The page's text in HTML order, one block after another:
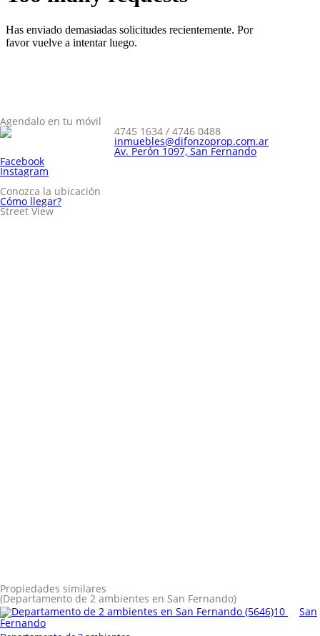
Agendalo en tu móvil
4745 1634 / 4746 0488
inmuebles@difonzoprop.com.ar
Av. Perón 1097, San Fernando
Facebook
Instagram
Conozca la ubicación
Cómo llegar?
Street View
Propiedades similares
(Departamento de 2 ambientes en San Fernando)
10
San
Fernando